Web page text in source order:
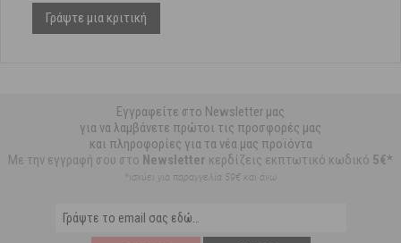
Γράψτε μια κριτική
Εγγραφείτε στο Newsletter μας
για να λαμβάνετε πρώτοι τις προσφορές μας
και πληροφορίες για τα νέα μας προϊόντα
Με την εγγραφή σου στο Newsletter κερδίζεις εκπτωτικό κωδικό 5€*
*ισχύει για παραγγελία 59€ και άνω